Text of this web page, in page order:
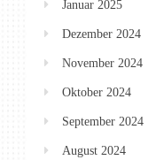
Januar 2025
Dezember 2024
November 2024
Oktober 2024
September 2024
August 2024